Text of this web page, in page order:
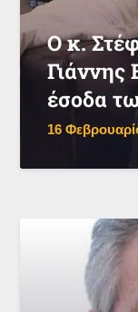
Ο κ.
Γιάννης
έσοδα
16